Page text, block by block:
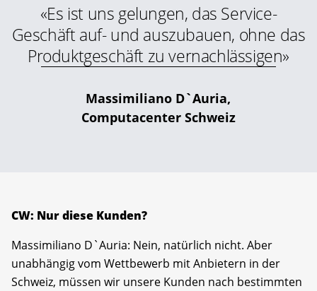
«Es ist uns gelungen, das Service-
Geschäft auf- und auszubauen, ohne das
Produktgeschäft zu vernachlässigen»
Massimiliano D`Auria,
Computacenter Schweiz
CW: Nur diese Kunden?
Massimiliano D`Auria: Nein, natürlich nicht. Aber
unabhängig vom Wettbewerb mit Anbietern in der
Schweiz, müssen wir unsere Kunden nach bestimmten